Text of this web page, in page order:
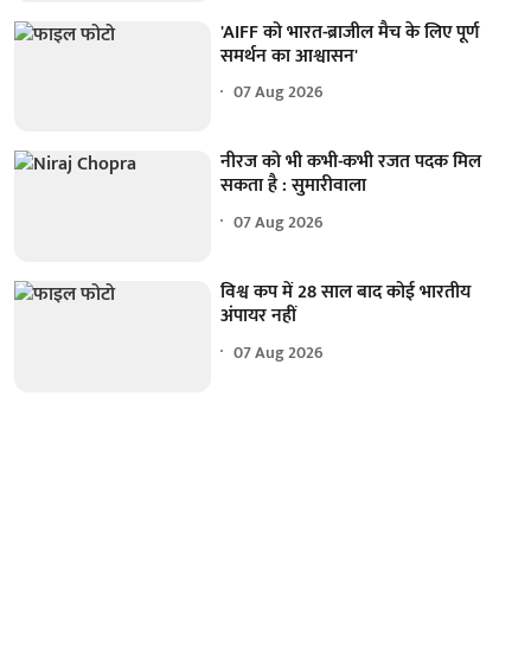
'AIFF को भारत-ब्राजील मैच के लिए पूर्ण
समर्थन का आश्वासन'
07 Aug 2026
नीरज को भी कभी-कभी रजत पदक मिल
सकता है : सुमारीवाला
07 Aug 2026
विश्व कप में 28 साल बाद कोई भारतीय
अंपायर नहीं
07 Aug 2026